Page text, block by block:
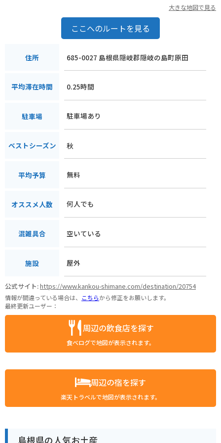
大きな地図で見る
ここへのルートを見る
住所 685-0027 島根県隠岐郡隠岐の島町原田
平均滞在時間 0.25時間
駐車場 駐車場あり
ベストシーズン 秋
平均予算 無料
オススメ人数 何人でも
混雑具合 空いている
施設 屋外
公式サイト:https://www.kankou-shimane.com/destination/20754
情報が間違っている場合は、 こちらから修正をお願いします。
最終更新ユーザー：
周辺の飲食店を探す
食べログで地図が表示されます。
周辺の宿を探す
楽天トラベルで地図が表示されます。
島根県の人気お土産